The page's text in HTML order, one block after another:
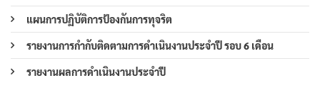
แผนการปฏิบัติการป้องกันการทุจริต
รายงานการกำกับติดตามการดำเนินงานประจำปี รอบ 6 เดือน
รายงานผลการดำเนินงานประจำปี